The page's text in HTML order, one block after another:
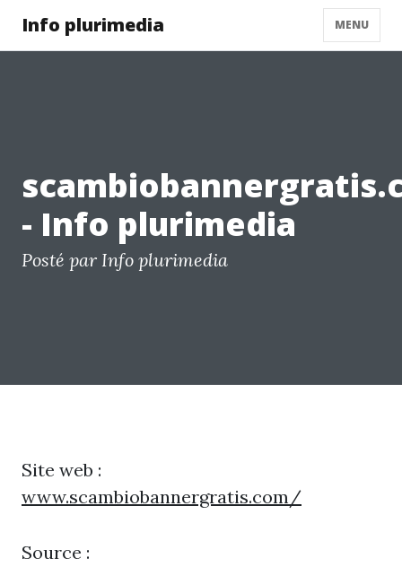
Info plurimedia MENU
- Info plurimedia
Posté par Info plurimedia
Site web :
www.scambiobannergratis.com/
Source :